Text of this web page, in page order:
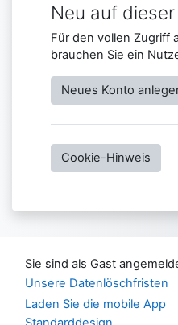
Neu auf
Für den vollen Zugriff
brauchen Sie ein
Neues Konto
Cookie-Hinweis
Sie sind als Gast
Unsere Datenlöschfristen
Laden Sie die mobile App